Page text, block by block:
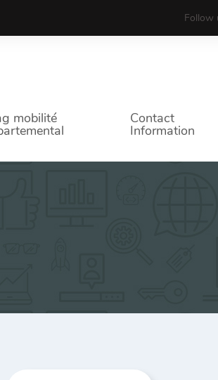
Follow
mobilité Contact
Information